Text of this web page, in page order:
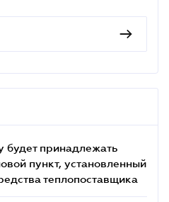
будет принадлежать
пункт, установленный
теплопоставщика